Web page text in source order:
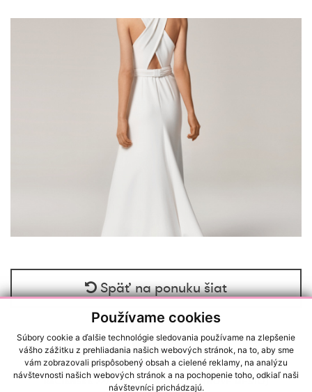
Používame cookies
Súbory cookie a ďalšie technológie sledovania používame na zlepšenie
vášho zážitku z prehliadania našich webových stránok, na to, aby sme
vám zobrazovali prispôsobený obsah a cielené reklamy, na analýzu
návštevnosti našich webových stránok a na pochopenie toho, odkiaľ naši
návštevníci prichádzajú.
Späť na ponuku šiat
RAČIANSKA 22/A, 83102, BRATISLAVA (NOVÉ MESTO)